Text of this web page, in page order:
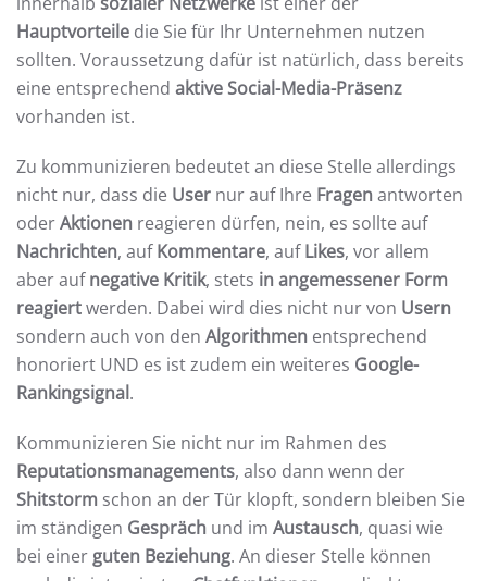
Hauptvorteile die Sie für Ihr Unternehmen nutzen
sollten. Voraussetzung dafür ist natürlich, dass bereits
eine entsprechend aktive Social-Media-Präsenz
vorhanden ist.
Zu kommunizieren bedeutet an diese Stelle allerdings
nicht nur, dass die User nur auf Ihre Fragenantworten
oderAktionen reagieren dürfen, nein, es sollte auf
Nachrichten, aufKommentare, aufLikes, vor allem
aber aufnegative Kritik, stets in angemessener Form
reagiertwerden. Dabei wird dies nicht nur von Usern
sondern auch von den Algorithmen entsprechend
honoriert UND es ist zudem ein weiteres Google-
Rankingsignal.
Kommunizieren Sie nicht nur im Rahmen des
Reputationsmanagements, also dann wenn der
Shitstorm schon an der Tür klopft, sondern bleiben Sie
im ständigen Gespräch und im Austausch, quasi wie
bei einer guten Beziehung. An dieser Stelle können